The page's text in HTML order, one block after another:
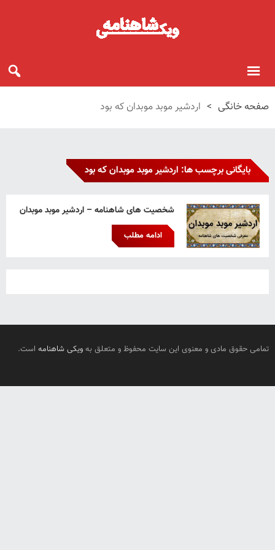
صفحه خانگی > اردشیر موبد موبدان که بود
بایگانی برچسب ها: اردشیر موبد موبدان که بود
شخصیت های شاهنامه – اردشیر موبد موبدان
ادامه مطلب
تمامی حقوق مادی و معنوی این سایت محفوظ و متعلق به ویکی شاهنامه است.